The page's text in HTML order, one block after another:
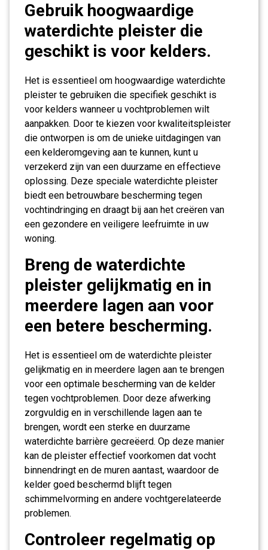
Gebruik hoogwaardige
waterdichte pleister die
geschikt is voor kelders.
Het is essentieel om hoogwaardige waterdichte
pleister te gebruiken die specifiek geschikt is
voor kelders wanneer u vochtproblemen wilt
aanpakken. Door te kiezen voor kwaliteitspleister
die ontworpen is om de unieke uitdagingen van
een kelderomgeving aan te kunnen, kunt u
verzekerd zijn van een duurzame en effectieve
oplossing. Deze speciale waterdichte pleister
biedt een betrouwbare bescherming tegen
vochtindringing en draagt bij aan het creëren van
een gezondere en veiligere leefruimte in uw
woning.
Breng de waterdichte
pleister gelijkmatig en in
meerdere lagen aan voor
een betere bescherming.
Het is essentieel om de waterdichte pleister
gelijkmatig en in meerdere lagen aan te brengen
voor een optimale bescherming van de kelder
tegen vochtproblemen. Door deze afwerking
zorgvuldig en in verschillende lagen aan te
brengen, wordt een sterke en duurzame
waterdichte barrière gecreëerd. Op deze manier
kan de pleister effectief voorkomen dat vocht
binnendringt en de muren aantast, waardoor de
kelder goed beschermd blijft tegen
schimmelvorming en andere vochtgerelateerde
problemen.
Controleer regelmatig op